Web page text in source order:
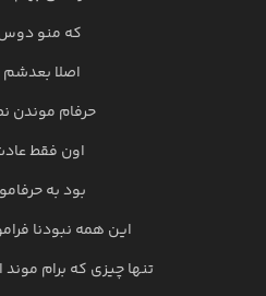
که منو دوس
اصلا بعدشم
حرفام موندن
اون فقط
بود به
این همه نبودنا
تنها چیزی که برام